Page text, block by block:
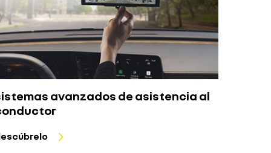
avanzados de asistencia al